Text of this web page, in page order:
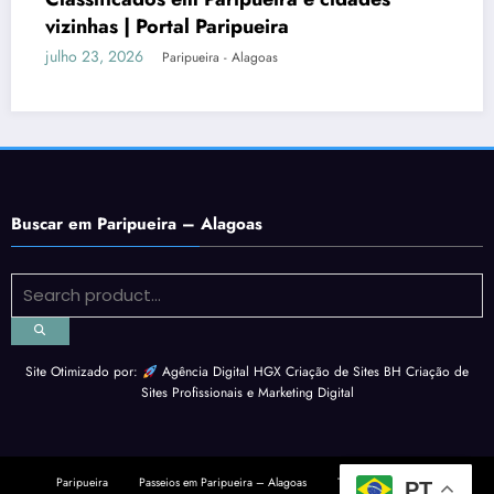
Buscar em Paripueira – Alagoas
Site Otimizado por: Agência Digital HGX Criação de Sites BH Criação de
Sites Profissionaise Marketing Digital
Paripueira Passeios em Paripueira – Alagoas Tábua da Maré